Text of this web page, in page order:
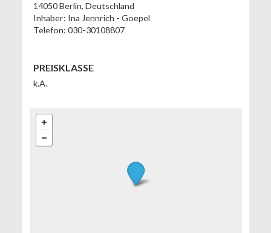
14050Berlin, Deutschland
Inhaber: Ina Jennrich - Goepel
Telefon: 030-30108807
PREISKLASSE
k.A.